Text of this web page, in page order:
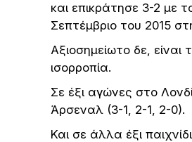
και επικράτησε 3-2 με
Σεπτέμβριο του 2015
Αξιοσημείωτο δε,
ισορροπία.
Σε έξι αγώνες στο
Άρσεναλ (3-1, 2-1, 2-0).
Και σε άλλα έξι